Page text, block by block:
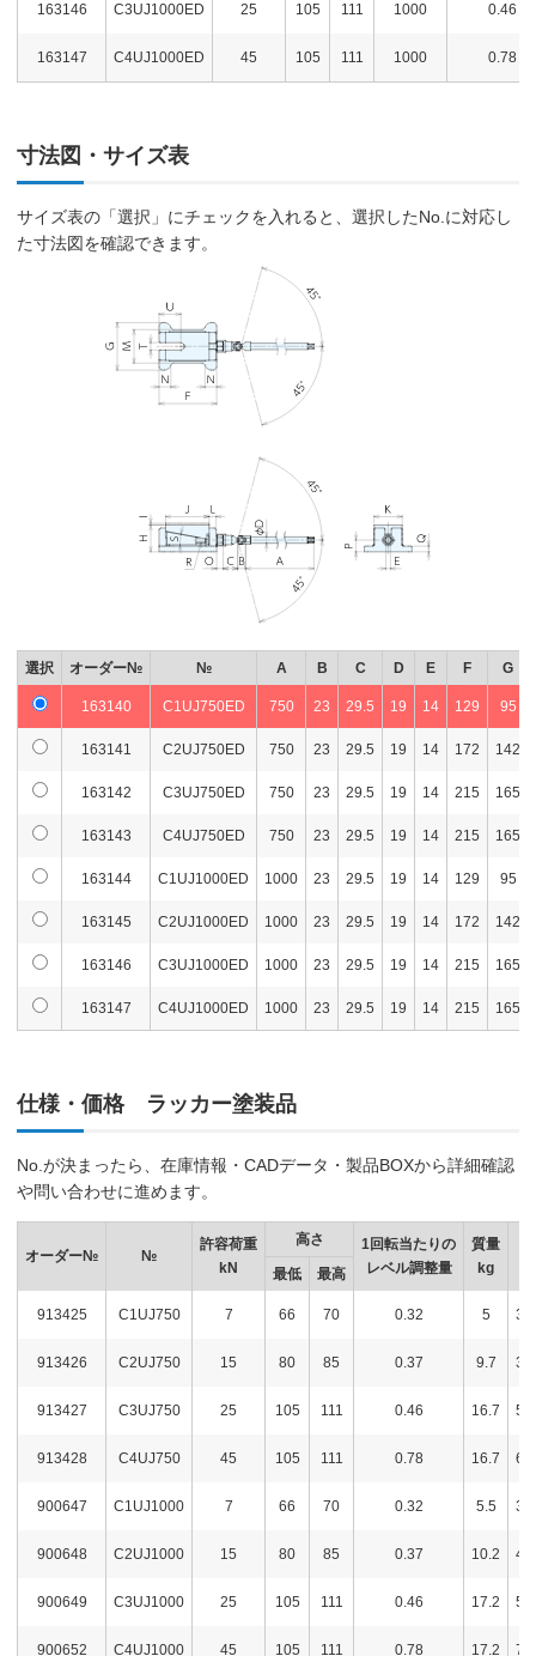
163146 C3UJ1000ED 25 105 111 1000 0.46
163147 C4UJ1000ED 45 105 111 1000 0.78
寸法図・サイズ表
サイズ表の「選択」にチェックを入れると、選択したNo.に対応し
た寸法図を確認できます。
選択 オーダー№ № A B C D E F G
163140 C1UJ750ED 750 23 29.5 19 14 129 95
163141 C2UJ750ED 750 23 29.5 19 14 172 142
163142 C3UJ750ED 750 23 29.5 19 14 215 165
163143 C4UJ750ED 750 23 29.5 19 14 215 165
163144 C1UJ1000ED 1000 23 29.5 19 14 129 95
163145 C2UJ1000ED 1000 23 29.5 19 14 172 142
163146 C3UJ1000ED 1000 23 29.5 19 14 215 165
163147 C4UJ1000ED 1000 23 29.5 19 14 215 165
仕様・価格 ラッカー塗装品
No.が決まったら、在庫情報・CADデータ・製品BOXから詳細確認
や問い合わせに進めます。
オーダー№ №
許容荷重
kN
高さ
1回転当たりの
レベル調整量
質量
kg
最低
最高
913425 C1UJ750 7 66 70 0.32 5
913426 C2UJ750 15 80 85 0.37 9.7
913427 C3UJ750 25 105 111 0.46 16.7
913428 C4UJ750 45 105 111 0.78 16.7
900647 C1UJ1000 7 66 70 0.32 5.5
900648 C2UJ1000 15 80 85 0.37 10.2
900649 C3UJ1000 25 105 111 0.46 17.2
900652 C4UJ1000 45 105 111 0.78 17.2